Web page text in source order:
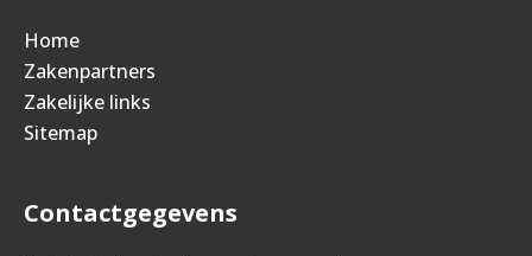
Home
Zakenpartners
Zakelijke links
Sitemap
Contactgegevens